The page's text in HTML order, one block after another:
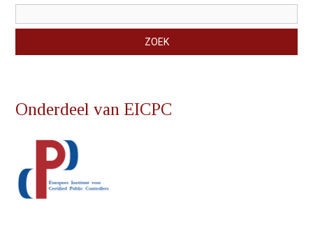
ZOEK
Onderdeel van EICPC